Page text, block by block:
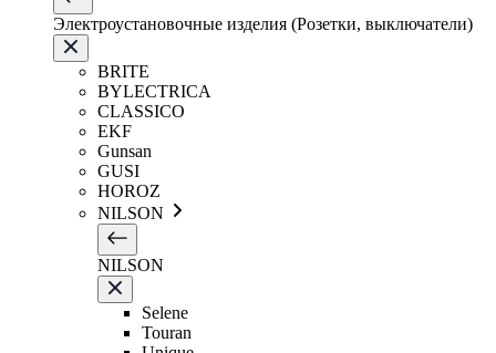
Электроустановочные изделия (Розетки, выключатели)
BRITE
BYLECTRICA
CLASSICO
EKF
Gunsan
GUSI
HOROZ
NILSON
NILSON
Selene
Touran